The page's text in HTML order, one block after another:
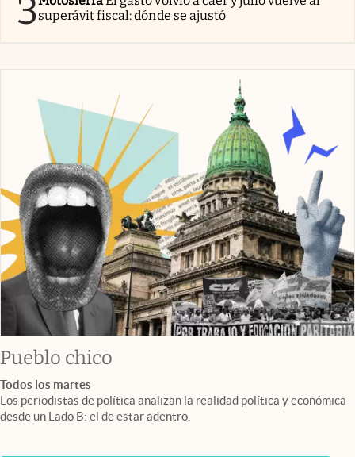
3superávit fiscal: dónde se ajustó
Pueblo chico
Todos los martes
Los periodistas de política analizan la realidad política y económica
desde un Lado B: el de estar adentro.